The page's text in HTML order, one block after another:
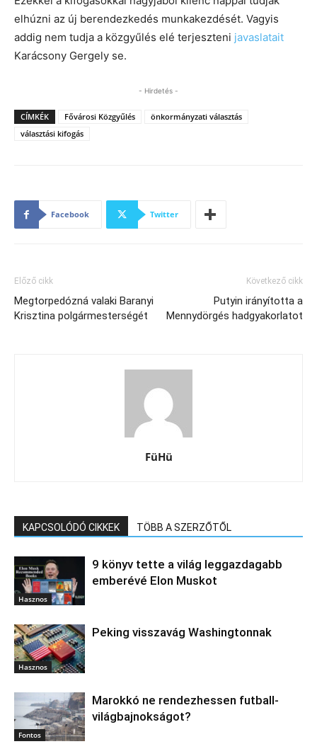
elhúzni az új berendezkedés munkakezdését. Vagyis
addig nem tudja a közgyűlés elé terjeszteni javaslatait
Karácsony Gergely se.
- Hirdetés -
CÍMKÉK Fővárosi Közgyűlés
önkormányzati választás
választási kifogás
Facebook Twitter
Előző cikk
Megtorpedózná valaki Baranyi
Krisztina polgármesterségét
Következő cikk
Putyin irányította a
Mennydörgés hadgyakorlatot
FüHü
KAPCSOLÓDÓ CIKKEK TÖBB A SZERZŐTŐL
Hasznos
9 könyv tette a világ leggazdagabb
emberévé Elon Muskot
Hasznos
Peking visszavág Washingtonnak
Fontos
Marokkó ne rendezhessen futball-
világbajnokságot?